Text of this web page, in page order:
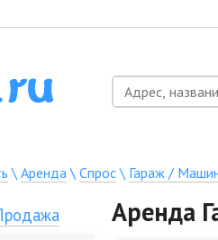
\ Аренда\ Спрос\ Гараж /
Аренда